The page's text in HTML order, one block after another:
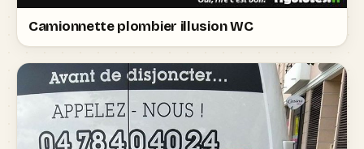
Camionnette plombier illusion WC